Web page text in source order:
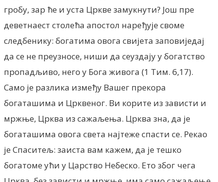
гробу, зар ће и уста Цркве замукнути? Још пре
деветнаест столећа апостол наређује своме
следбенику: богатима овога свијета заповиједај
да се не преузносе, ниши да сеуздају у богатство
пропадљиво, него у Бога живога (1 Тим. 6,17).
Само је разлика између Вашег прекора
богаташима и Црквеног. Ви корите из зависти и
мржње, Црква из сажаљења. Црква зна, да је
богаташима овога света најтеже спасти се. Рекао
је Спаситељ: заиста вам кажем, да је тешко
богатоме ући у Царство Небеско. Ето због чега